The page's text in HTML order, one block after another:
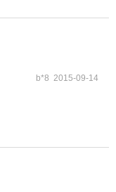
b*8 2015-09-14